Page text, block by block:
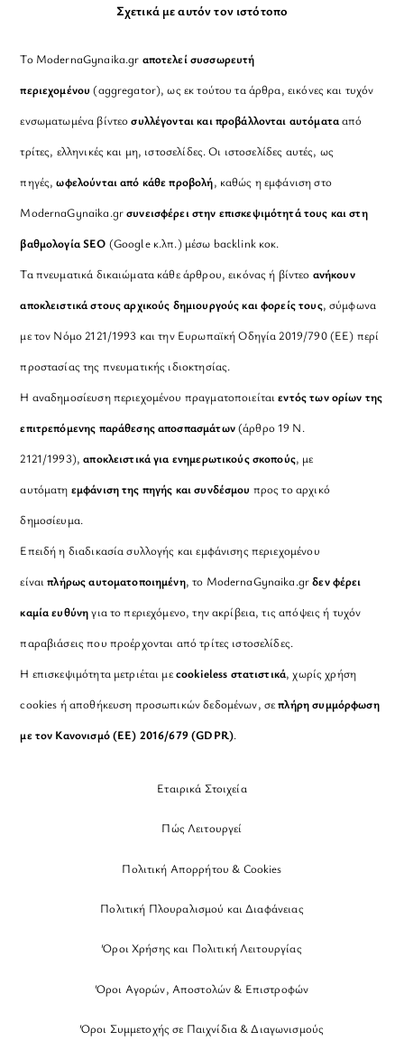
Σχετικά με αυτόν τον ιστότοπο
Το ModernaGynaika.gr αποτελεί συσσωρευτή
περιεχομένου (aggregator), ως εκ τούτου τα άρθρα, εικόνες και τυχόν
ενσωματωμένα βίντεοσυλλέγονται και προβάλλονται αυτόματααπό
τρίτες, ελληνικές και μη, ιστοσελίδες. Οι ιστοσελίδες αυτές, ως
πηγές,ωφελούνται από κάθε προβολή, καθώς η εμφάνιση στο
ModernaGynaika.grσυνεισφέρει στην επισκεψιμότητά τους και στη
βαθμολογία SEO (Google κ.λπ.) μέσω backlink κοκ.
Τα πνευματικά δικαιώματα κάθε άρθρου, εικόνας ή βίντεο ανήκουν
αποκλειστικά στους αρχικούς δημιουργούς και φορείς τους, σύμφωνα
με τον Νόμο 2121/1993 και την Ευρωπαϊκή Οδηγία 2019/790 (ΕΕ) περί
προστασίας της πνευματικής ιδιοκτησίας.
Η αναδημοσίευση περιεχομένου πραγματοποιείταιεντός των ορίων της
επιτρεπόμενης παράθεσης αποσπασμάτων(άρθρο 19 Ν.
2121/1993), αποκλειστικά για ενημερωτικούς σκοπούς, με
αυτόματη εμφάνιση της πηγής και συνδέσμου προς το αρχικό
δημοσίευμα.
Επειδή η διαδικασία συλλογής και εμφάνισης περιεχομένου
είναιπλήρως αυτοματοποιημένη, το ModernaGynaika.grδεν φέρει
καμία ευθύνηγια το περιεχόμενο, την ακρίβεια, τις απόψεις ή τυχόν
παραβιάσεις που προέρχονται από τρίτες ιστοσελίδες.
Η επισκεψιμότητα μετριέται μεcookieless στατιστικά, χωρίς χρήση
cookies ή αποθήκευση προσωπικών δεδομένων, σεπλήρη συμμόρφωση
με τον Κανονισμό (ΕΕ) 2016/679 (GDPR).
Εταιρικά Στοιχεία
Πώς Λειτουργεί
Πολιτική Απορρήτου & Cookies
Πολιτική Πλουραλισμού και Διαφάνειας
Όροι Χρήσης και Πολιτική Λειτουργίας
Όροι Αγορών, Αποστολών & Επιστροφών
Όροι Συμμετοχής σε Παιχνίδια & Διαγωνισμούς